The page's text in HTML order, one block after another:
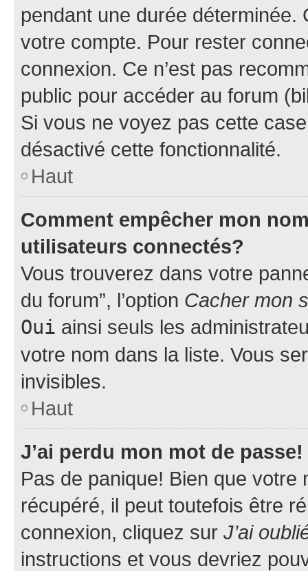
pendant une durée déterminée.
votre compte. Pour rester
connexion. Ce n’est pas
public pour accéder au forum
Si vous ne voyez pas cette
désactivé cette fonctionnalité.
Haut
Comment empêcher mon
utilisateurs connectés?
Vous trouverez dans votre
du forum”, l’option Cacher mon
Oui ainsi seuls les
votre nom dans la liste. Vous
invisibles.
Haut
J’ai perdu mon mot de passe!
Pas de panique! Bien que
récupéré, il peut toutefois être
connexion, cliquez sur J’ai
instructions et vous devriez